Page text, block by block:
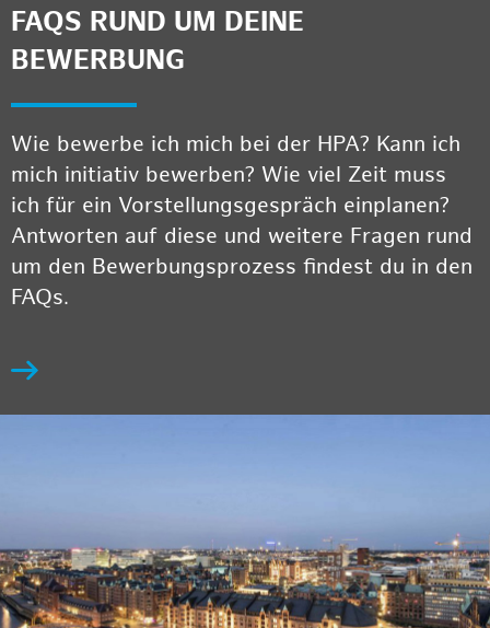
FAQS RUND UM DEINE
BEWERBUNG
Wie bewerbe ich mich bei der HPA? Kann ich
mich initiativ bewerben? Wie viel Zeit muss
ich für ein Vorstellungsgespräch einplanen?
Antworten auf diese und weitere Fragen rund
um den Bewerbungsprozess findest du in den
FAQs.